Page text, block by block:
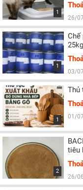
1
26/07
1
Chế
03/07
1
Thủ
01/07
2
tiêu
26/06